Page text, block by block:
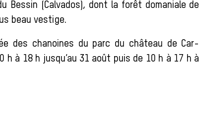
Bessin (Calvados), dont la forêt domaniale de
beau vestige.
des chanoines du parc du château de Car-
h à 18 h jusqu’au 31 août puis de 10 h à 17 h à